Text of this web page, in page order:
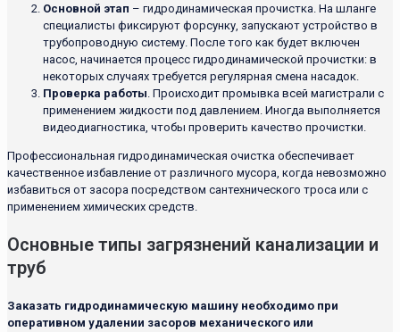
Основной этап – гидродинамическая прочистка. На шланге
специалисты фиксируют форсунку, запускают устройство в
трубопроводную систему. После того как будет включен
насос, начинается процесс гидродинамической прочистки: в
некоторых случаях требуется регулярная смена насадок.
Проверка работы. Происходит промывка всей магистрали с
применением жидкости под давлением. Иногда выполняется
видеодиагностика, чтобы проверить качество прочистки.
Профессиональная гидродинамическая очистка обеспечивает
качественное избавление от различного мусора, когда невозможно
избавиться от засора посредством сантехнического троса или с
применением химических средств.
Основные типы загрязнений канализации и
труб
Заказать гидродинамическую машину необходимо при
оперативном удалении засоров механического или